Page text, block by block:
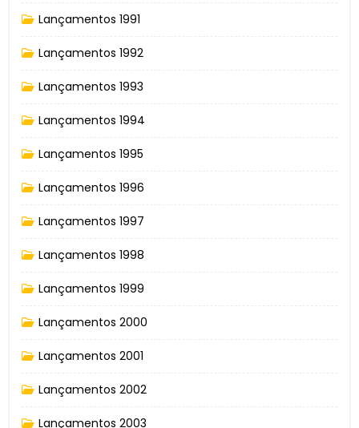
Lançamentos 1991
Lançamentos 1992
Lançamentos 1993
Lançamentos 1994
Lançamentos 1995
Lançamentos 1996
Lançamentos 1997
Lançamentos 1998
Lançamentos 1999
Lançamentos 2000
Lançamentos 2001
Lançamentos 2002
Lançamentos 2003